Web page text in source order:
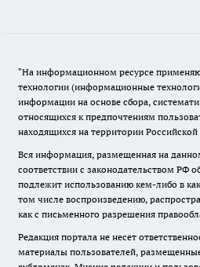
"На информационном ресурсе
технологии (информационные
информации на основе сбора,
относящихся к предпочтениям
находящихся на территории
Вся информация, размещенная на
соответствии с законодательством РФ
подлежит использованию кем-либо в
том числе воспроизведению,
как с письменного разрешения
Редакция портала не несет
материалы пользователей,